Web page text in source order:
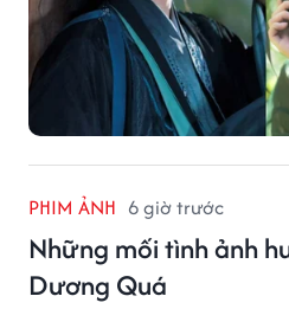
PHIM ẢNH 6 giờ trước
Những mối tình ảnh
Dương Quá